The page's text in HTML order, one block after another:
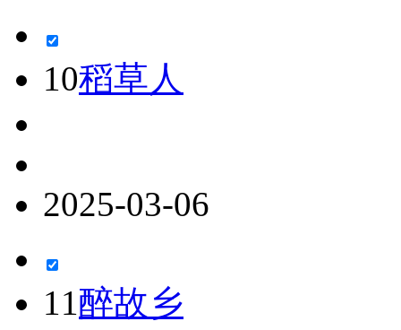
10稻草人
2025-03-06
11醉故乡